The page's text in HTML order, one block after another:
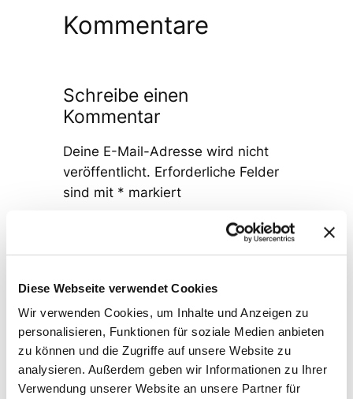
Diese Webseite verwendet Cookies
Wir verwenden Cookies, um Inhalte und Anzeigen zu
personalisieren, Funktionen für soziale Medien anbieten
zu können und die Zugriffe auf unsere Website zu
analysieren. Außerdem geben wir Informationen zu Ihrer
Verwendung unserer Website an unsere Partner für
Kommentare
Schreibe einen
Kommentar
Deine E-Mail-Adresse wird nicht
veröffentlicht. Erforderliche Felder
sind mit * markiert
Name*